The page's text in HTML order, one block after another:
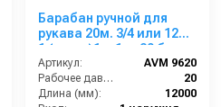
Барабан ручной для
рукава 20м. 3/4 или 12м.
1 (нерж.)1ш.1ш. 20 бар
Артикул:
AVM 9620
Рабочее давление (бар):
20
Длина (мм):
12000